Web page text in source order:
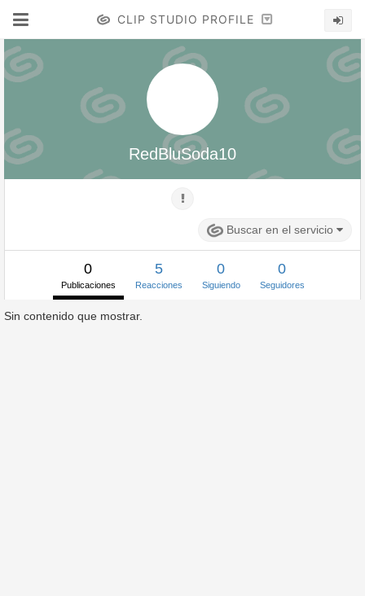
CLIP STUDIO PROFILE
RedBluSoda10
Buscar en el servicio
0
Publicaciones
5
Reacciones
0
Siguiendo
0
Seguidores
Sin contenido que mostrar.